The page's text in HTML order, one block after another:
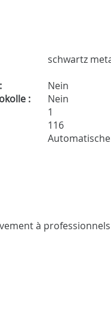
schwartz
Nein
: Nein
1
116
Automatische
à